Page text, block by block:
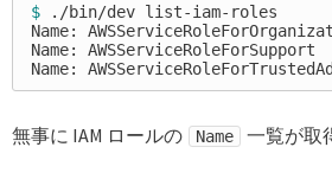
$
./bin/dev list-iam-roles
Name:
Name: AWSServiceRoleForSupport
無事に IAM ロールの Name 一覧が取